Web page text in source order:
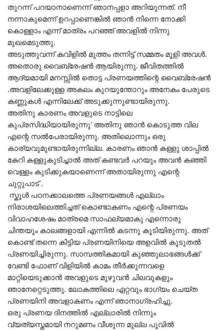
തുറന്ന് പറയാനാണെന്ന് ഞാനപ്പളാ അറിയുന്നത്. നീ
നന്നാകുമെന്ന് ഉറപ്പാണെങ്കിൽ ഞാൻ നിന്നെ നോക്കി
കൊള്ളാം എന്ന് മാത്രം പറഞ്ഞ് അവളിൽ നിന്നു
മുഖമെടുത്തു.
അടുത്തുവന്ന് കവിളിൽ മുത്തം തന്നിട്ട് സമ്മതം മൂളി അവൾ.
അതൊരു വൈബ്രേഷൻ ആയിരുന്നു. ജീവിതത്തിൽ
ആദ്യമായി മനസ്സിൽ തൊട്ട പ്രണയത്തിന്റെ വൈബ്രേഷൻ
.അവളിലേക്കുള്ള അകലം കുറയുന്തോറും അനേകം പേരുടെ
കണ്ണുകൾ എന്നിലേക്ക് അടുക്കുന്നുണ്ടായിരുന്നു.
അതിനു കാരണം അവളുടെ നാട്ടിലെ
കുപ്രസിദ്ധിയായിരുന്നു’ അതിനു ഞാൻ കൊടുത്ത വില
എന്റെ സൽപേരായിരുന്നു. അതിലൊന്നും ഒരു
കാര്യവുമുണ്ടായിരുന്നില്ല. കാരണം ഞാൻ കള്ളു ശാപ്പിൽ
കേറി കള്ളുകുടിച്ചാൽ അത് കണ്ടവർ പറയും അവൻ കഞ്ഞി
വെള്ളം കുടിക്കുകയാണെന്ന് അതായിരുന്നു എന്റെ
ചുറ്റുപാട് .
സ്കൂൾ പഠനക്കാലത്തെ പ്രണയങ്ങൾ എല്ലാം
നിരാശയിലെത്തിച്ചത് കൊണ്ടാകണം എന്റെ പ്രണയം
വിവാഹശേഷം മാത്രമെ സാഫല്യമാകു എന്നൊരു
ചിന്തയും കാലങ്ങളായി എന്നിൽ കടന്നു കൂടിയിരുന്നു. അത്
കൊണ്ട് തന്നെ കിട്ടിയ പ്രണയിനിയെ അളവിൽ കൂടുതൽ
പ്രണയിച്ചിരുന്നു. സാമ്പത്തികമായി കുഞ്ഞുലാഭങ്ങൾക്ക്
വേണ്ടി ഫോണ് വിളിയിൽ കാമം തീർക്കുന്നവളെ
മാറ്റിയെടുക്കാൻ അവളുടെ മുഴുവൻ ചിലവുകളും
ഞാനേറ്റെടുത്തു. ലോകത്തിലെ ഏറ്റവും ഭാഗ്യം ചെയ്ത
പ്രണയിനി അവളാകണം എന്ന് ഞാനാഗ്രഹിച്ചു.
ഒരു പ്രണയ ദിനത്തിൽ എല്ലാരിൽ നിന്നും
വ്യത്യസ്തമായി നറുമണം വീശുന്ന മുല്ല പൂവിൽ